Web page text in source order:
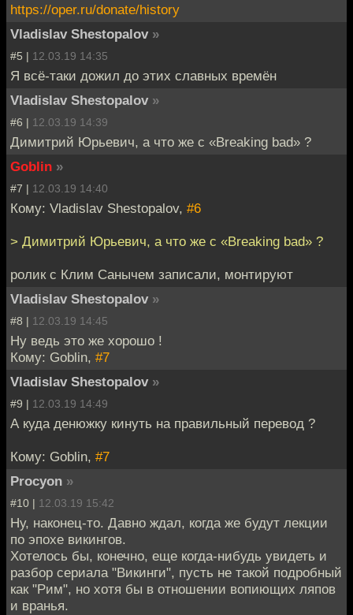
https://oper.ru/donate/history
Vladislav Shestopalov »
#5 | 12.03.19 14:35
Я всё-таки дожил до этих славных времён
Vladislav Shestopalov »
#6 | 12.03.19 14:39
Димитрий Юрьевич, а что же с «Breaking bad» ?
Goblin »
#7 | 12.03.19 14:40
Кому: Vladislav Shestopalov, #6
> Димитрий Юрьевич, а что же с «Breaking bad» ?
ролик с Клим Санычем записали, монтируют
Vladislav Shestopalov »
#8 | 12.03.19 14:45
Ну ведь это же хорошо !
Кому: Goblin, #7
Vladislav Shestopalov »
#9 | 12.03.19 14:49
А куда денюжку кинуть на правильный перевод ?
Кому: Goblin, #7
Procyon »
#10 | 12.03.19 15:42
Ну, наконец-то. Давно ждал, когда же будут лекции
по эпохе викингов.
Хотелось бы, конечно, еще когда-нибудь увидеть и
разбор сериала "Викинги", пусть не такой подробный
как "Рим", но хотя бы в отношении вопиющих ляпов
и вранья.